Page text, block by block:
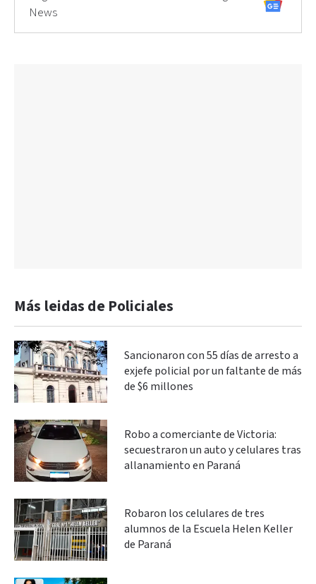
News
Más leidas de Policiales
Sancionaron con 55 días de arresto a
exjefe policial por un faltante de más
de $6 millones
Robo a comerciante de Victoria:
secuestraron un auto y celulares tras
allanamiento en Paraná
Robaron los celulares de tres
alumnos de la Escuela Helen Keller
de Paraná